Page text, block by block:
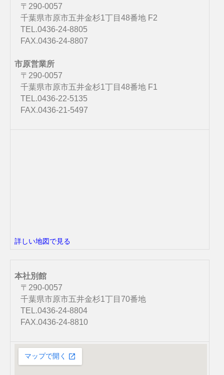
〒290-0057
千葉県市原市五井金杉1丁目48番地 F2
TEL.0436-24-8805
FAX.0436-24-8807
市原営業所
〒290-0057
千葉県市原市五井金杉1丁目48番地 F1
TEL.0436-22-5135
FAX.0436-21-5497
詳しい地図で見る
本社別館
〒290-0057
千葉県市原市五井金杉1丁目70番地
TEL.0436-24-8804
FAX.0436-24-8810